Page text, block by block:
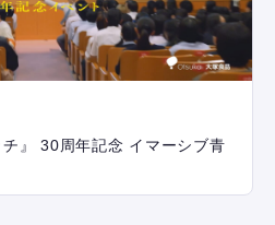
』 30周年記念 イマーシブ青